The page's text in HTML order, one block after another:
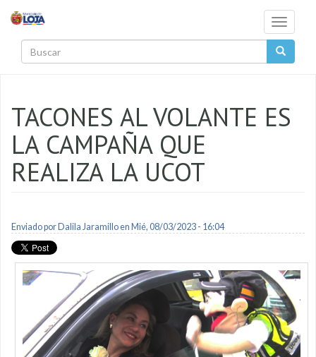
Toggle
TACONES AL VOLANTE ES
LA CAMPAÑA QUE
REALIZA LA UCOT
Enviado por Dalila Jaramilloen Mié, 08/03/2023 - 16:04